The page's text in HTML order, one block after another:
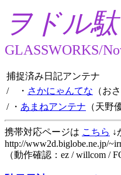
ヲドル
GLASSWORKS/
捕捉済み日記アンテナ
/ ・ さかにゃんてな （お
/ ・ あまねアンテナ （天野
携帯対応ページは こちら ↓
http://www2d.biglobe.ne.jp/
（動作確認：ez / willcom /